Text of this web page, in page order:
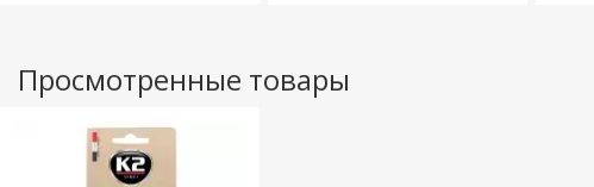
Просмотренные товары